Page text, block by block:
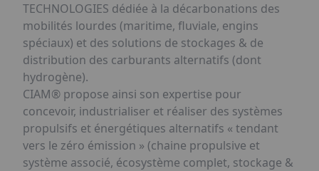
TECHNOLOGIES dédiée à la décarbonations des
mobilités lourdes (maritime, fluviale, engins
spéciaux) et des solutions de stockages & de
distribution des carburants alternatifs (dont
hydrogène).
CIAM® propose ainsi son expertise pour
concevoir, industrialiser et réaliser des systèmes
propulsifs et énergétiques alternatifs « tendant
vers le zéro émission » (chaine propulsive et
système associé, écosystème complet, stockage &